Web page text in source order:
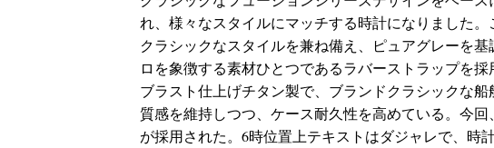
れ、様々なスタイルにマッチする時計になりました
クラシックなスタイルを兼ね備え、ピュアグレーを
ロを象徴する素材ひとつであるラバーストラップを
ブラスト仕上げチタン製で、ブランドクラシックな
質感を維持しつつ、ケース耐久性を高めている。今
が採用された。6時位置上テキストはダジャレで、時